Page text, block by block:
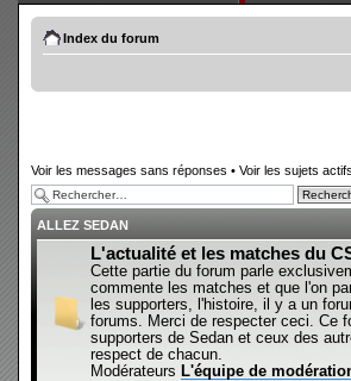
Index du forum
Voir les messages sans réponses • Voir les sujets actifs
ALLEZ SEDAN
L'actualité et les matches du
Cette partie du forum parle
commente les matches et que l'on
les supporters, l'histoire, il y a un
forums. Merci de respecter ceci. Ce
supporters de Sedan et ceux des
respect de chacun.
Modérateurs L'équipe de